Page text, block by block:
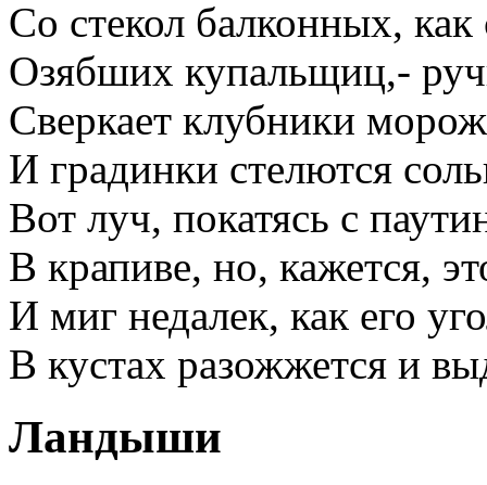
Со стекол балконных, как
Озябших купальщиц,-
Сверкает клубники
И градинки стелются
Bот луч, покатясь с
В крапиве, но, кажется,
И миг недалек, как его
B кустах разожжется и
Ландыши